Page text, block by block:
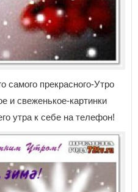
самого прекрасного-Утро
и свеженькое-картинки
утра к себе на телефон!